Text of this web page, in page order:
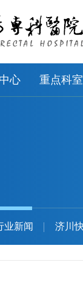
心 重点科室
业新闻 济川